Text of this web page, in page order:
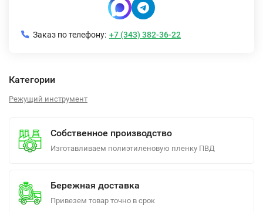
Заказ по телефону: +7 (343) 382-36-22
Категории
Режущий инструмент
Собственное производство
Изготавливаем полиэтиленовую пленку ПВД
Бережная доставка
Привезем товар точно в срок